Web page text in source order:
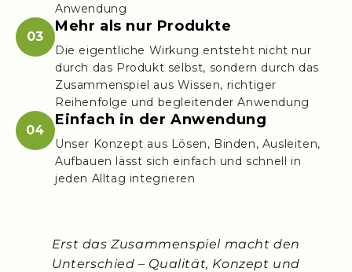
Anwendung
03
Mehr als nur Produkte
Die eigentliche Wirkung entsteht nicht nur
durch das Produkt selbst, sondern durch das
Zusammenspiel aus Wissen, richtiger
Reihenfolge und begleitender Anwendung
04
Einfach in der Anwendung
Unser Konzept aus Lösen, Binden, Ausleiten,
Aufbauen lässt sich einfach und schnell in
jeden Alltag integrieren
Erst das Zusammenspiel macht den
Unterschied – Qualität, Konzept und